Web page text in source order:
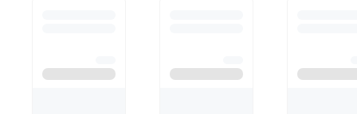
スタライブにて夜な夜